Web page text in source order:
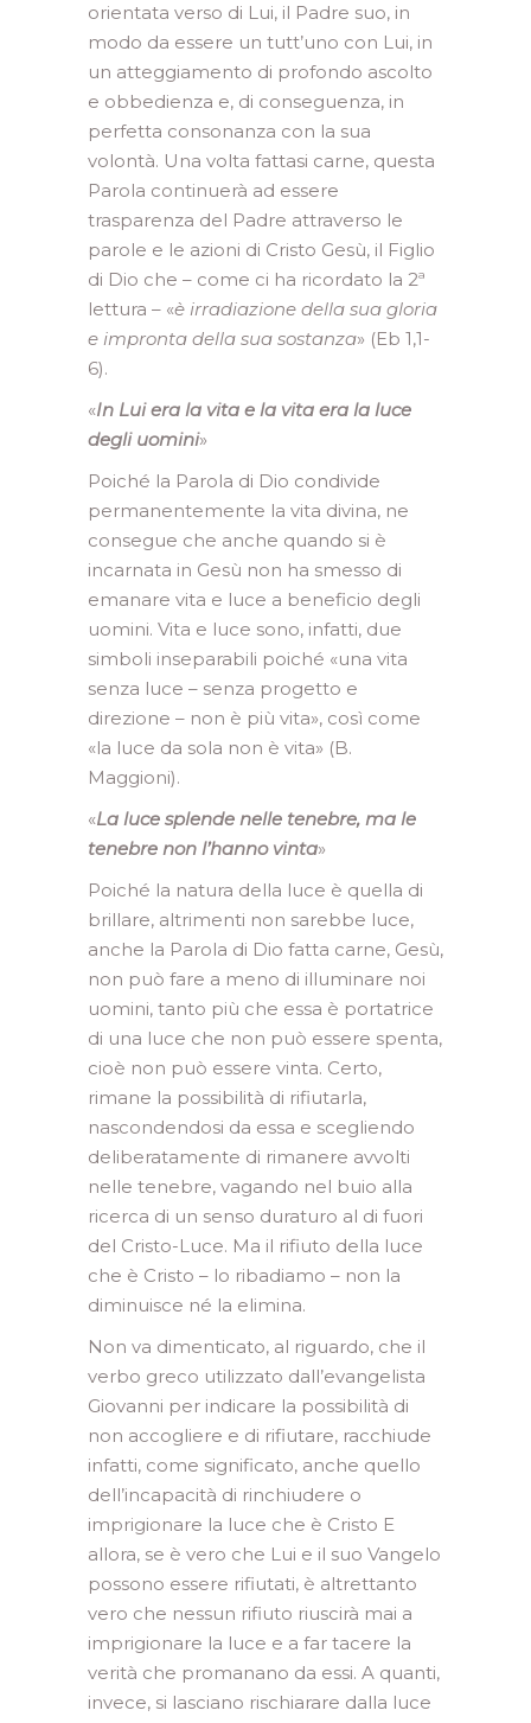
orientata verso di Lui, il Padre suo, in
modo da essere un tutt’uno con Lui, in
un atteggiamento di profondo ascolto
e obbedienza e, di conseguenza, in
perfetta consonanza con la sua
volontà. Una volta fattasi carne, questa
Parola continuerà ad essere
trasparenza del Padre attraverso le
parole e le azioni di Cristo Gesù, il Figlio
di Dio che – come ci ha ricordato la 2ª
lettura – «è irradiazione della sua gloria
e impronta della sua sostanza» (Eb 1,1-
6).
«In Lui era la vita e la vita era la luce
degli uomini»
Poiché la Parola di Dio condivide
permanentemente la vita divina, ne
consegue che anche quando si è
incarnata in Gesù non ha smesso di
emanare vita e luce a beneficio degli
uomini. Vita e luce sono, infatti, due
simboli inseparabili poiché «una vita
senza luce – senza progetto e
direzione – non è più vita», così come
«la luce da sola non è vita» (B.
Maggioni).
«La luce splende nelle tenebre, ma le
tenebre non l’hanno vinta»
Poiché la natura della luce è quella di
brillare, altrimenti non sarebbe luce,
anche la Parola di Dio fatta carne, Gesù,
non può fare a meno di illuminare noi
uomini, tanto più che essa è portatrice
di una luce che non può essere spenta,
cioè non può essere vinta. Certo,
rimane la possibilità di rifiutarla,
nascondendosi da essa e scegliendo
deliberatamente di rimanere avvolti
nelle tenebre, vagando nel buio alla
ricerca di un senso duraturo al di fuori
del Cristo-Luce. Ma il rifiuto della luce
che è Cristo – lo ribadiamo – non la
diminuisce né la elimina.
Non va dimenticato, al riguardo, che il
verbo greco utilizzato dall’evangelista
Giovanni per indicare la possibilità di
non accogliere e di rifiutare, racchiude
infatti, come significato, anche quello
dell’incapacità di rinchiudere o
imprigionare la luce che è Cristo E
allora, se è vero che Lui e il suo Vangelo
possono essere rifiutati, è altrettanto
vero che nessun rifiuto riuscirà mai a
imprigionare la luce e a far tacere la
verità che promanano da essi. A quanti,
invece, si lasciano rischiarare dalla luce